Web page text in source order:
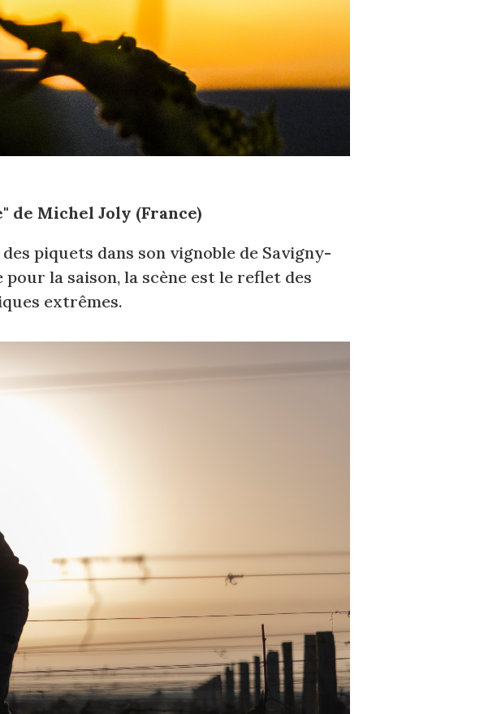
de Michel Joly (France)
piquets dans son vignoble de Savigny-
la saison, la scène est le reflet des
extrêmes.